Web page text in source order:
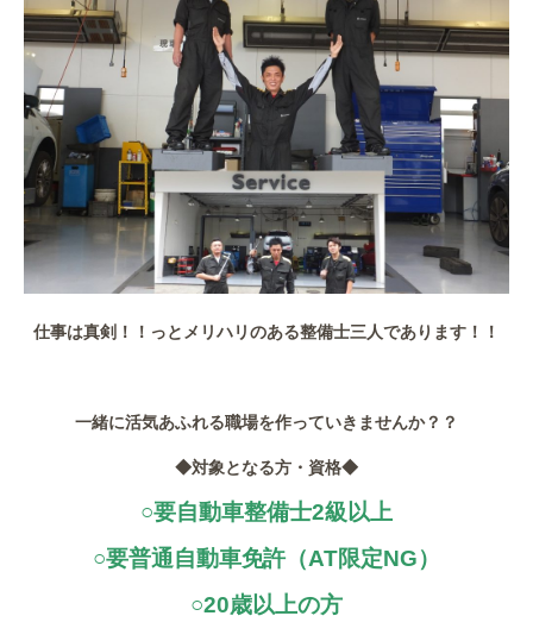
仕事は真剣！！っとメリハリのある整備士三人であります！！
一緒に活気あふれる職場を作っていきませんか？？
◆対象となる方・資格◆
○要自動車整備士2級以上
○要普通自動車免許（AT限定NG）
○20歳以上の方